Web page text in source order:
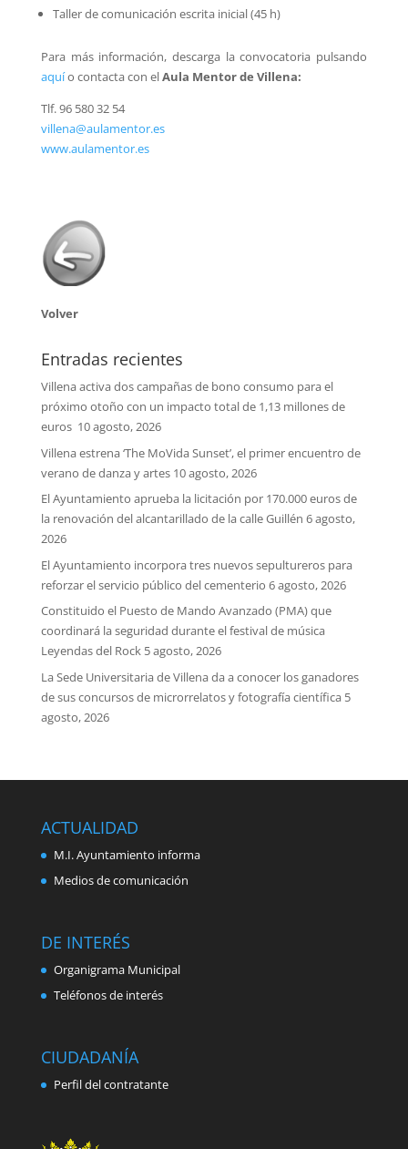
Taller de comunicación escrita inicial (45 h)
Para más información, descarga la convocatoria pulsando
aquío contacta con elAula Mentor de Villena:
Tlf. 96 580 32 54
villena@aulamentor.es
www.aulamentor.es
Volver
Entradas recientes
Villena activa dos campañas de bono consumo para el
próximo otoño con un impacto total de 1,13 millones de
euros 10 agosto, 2026
Villena estrena ‘The MoVida Sunset’, el primer encuentro de
verano de danza y artes 10 agosto, 2026
El Ayuntamiento aprueba la licitación por 170.000 euros de
la renovación del alcantarillado de la calle Guillén 6 agosto,
2026
El Ayuntamiento incorpora tres nuevos sepultureros para
reforzar el servicio público del cementerio 6 agosto, 2026
Constituido el Puesto de Mando Avanzado (PMA) que
coordinará la seguridad durante el festival de música
Leyendas del Rock 5 agosto, 2026
La Sede Universitaria de Villena da a conocer los ganadores
de sus concursos de microrrelatos y fotografía científica 5
agosto, 2026
ACTUALIDAD
M.I. Ayuntamiento informa
Medios de comunicación
DE INTERÉS
Organigrama Municipal
Teléfonos de interés
CIUDADANÍA
Perfil del contratante